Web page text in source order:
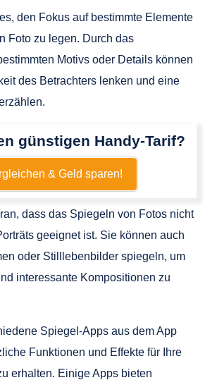
den Fokus auf bestimmte Elemente
Foto zu legen. Durch das
Motivs oder Details können
des Betrachters lenken und eine
günstigen Handy-Tarif?
& Geld sparen!
dass das Spiegeln von Fotos nicht
geeignet ist. Sie können auch
oder Stilllebenbilder spiegeln, um
interessante Kompositionen zu
Spiegel-Apps aus dem App
Funktionen und Effekte für Ihre
erhalten. Einige Apps bieten